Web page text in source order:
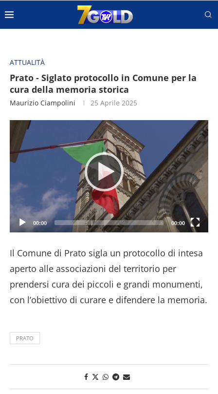
ATTUALITÀ
Prato - Siglato protocollo in Comune per la
cura della memoria storica
Maurizio Ciampolini 25 Aprile 2025
Player
00:00 00:00
Il Comune di Prato sigla un protocollo di intesa
aperto alle associazioni del territorio per
prendersi cura dei piccoli e grandi monumenti,
con l’obiettivo di curare e difendere la memoria.
PRATO